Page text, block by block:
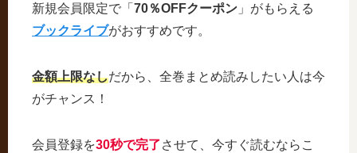
新規会員限定で「 70％OFFクーポン 」がもらえる
ブックライブがおすすめです。
金額上限なしだから、全巻まとめ読みしたい人は今
がチャンス！
会員登録を30秒で完了させて、今すぐ読むならこ